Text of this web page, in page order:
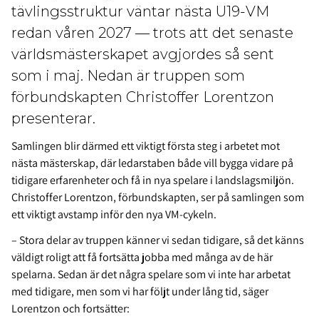
tävlingsstruktur väntar nästa U19-VM
redan våren 2027 — trots att det senaste
världsmästerskapet avgjordes så sent
som i maj. Nedan är truppen som
förbundskapten Christoffer Lorentzon
presenterar.
Samlingen blir därmed ett viktigt första steg i arbetet mot
nästa mästerskap, där ledarstaben både vill bygga vidare på
tidigare erfarenheter och få in nya spelare i landslagsmiljön.
Christoffer Lorentzon, förbundskapten, ser på samlingen som
ett viktigt avstamp inför den nya VM-cykeln.
– Stora delar av truppen känner vi sedan tidigare, så det känns
väldigt roligt att få fortsätta jobba med många av de här
spelarna. Sedan är det några spelare som vi inte har arbetat
med tidigare, men som vi har följt under lång tid, säger
Lorentzon och fortsätter: